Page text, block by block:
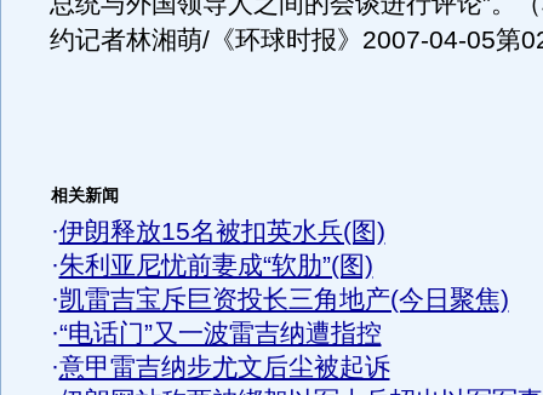
约记者林湘萌/《环球时报》2007-04-05第
相关新闻
·伊朗释放15名被扣英水兵(图)
·朱利亚尼忧前妻成“软肋”(图)
·凯雷吉宝斥巨资投长三角地产(今日聚焦)
·“电话门”又一波雷吉纳遭指控
·意甲雷吉纳步尤文后尘被起诉